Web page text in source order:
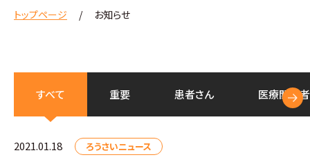
トップページ お知らせ
すべて 重要 患者さん 医療関係
2021.01.18 ろうさいニュース